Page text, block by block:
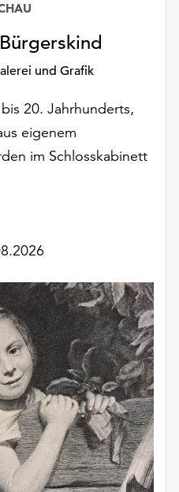
und Grafik
20. Jahrhunderts,
eigenem
im Schlosskabinett